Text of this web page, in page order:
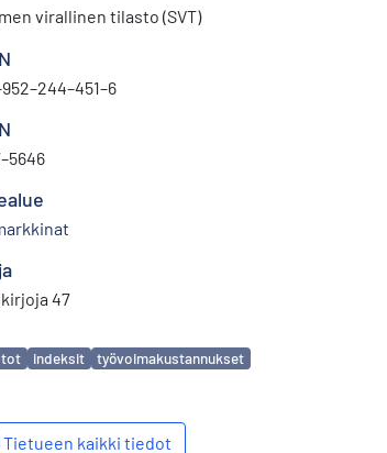
virallinen tilasto (SVT)
47
indeksit työvoimakustannukset
Tietueen kaikki tiedot